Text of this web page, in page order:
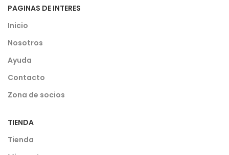
PAGINAS DE INTERES
Inicio
Nosotros
Ayuda
Contacto
Zona de socios
TIENDA
Tienda